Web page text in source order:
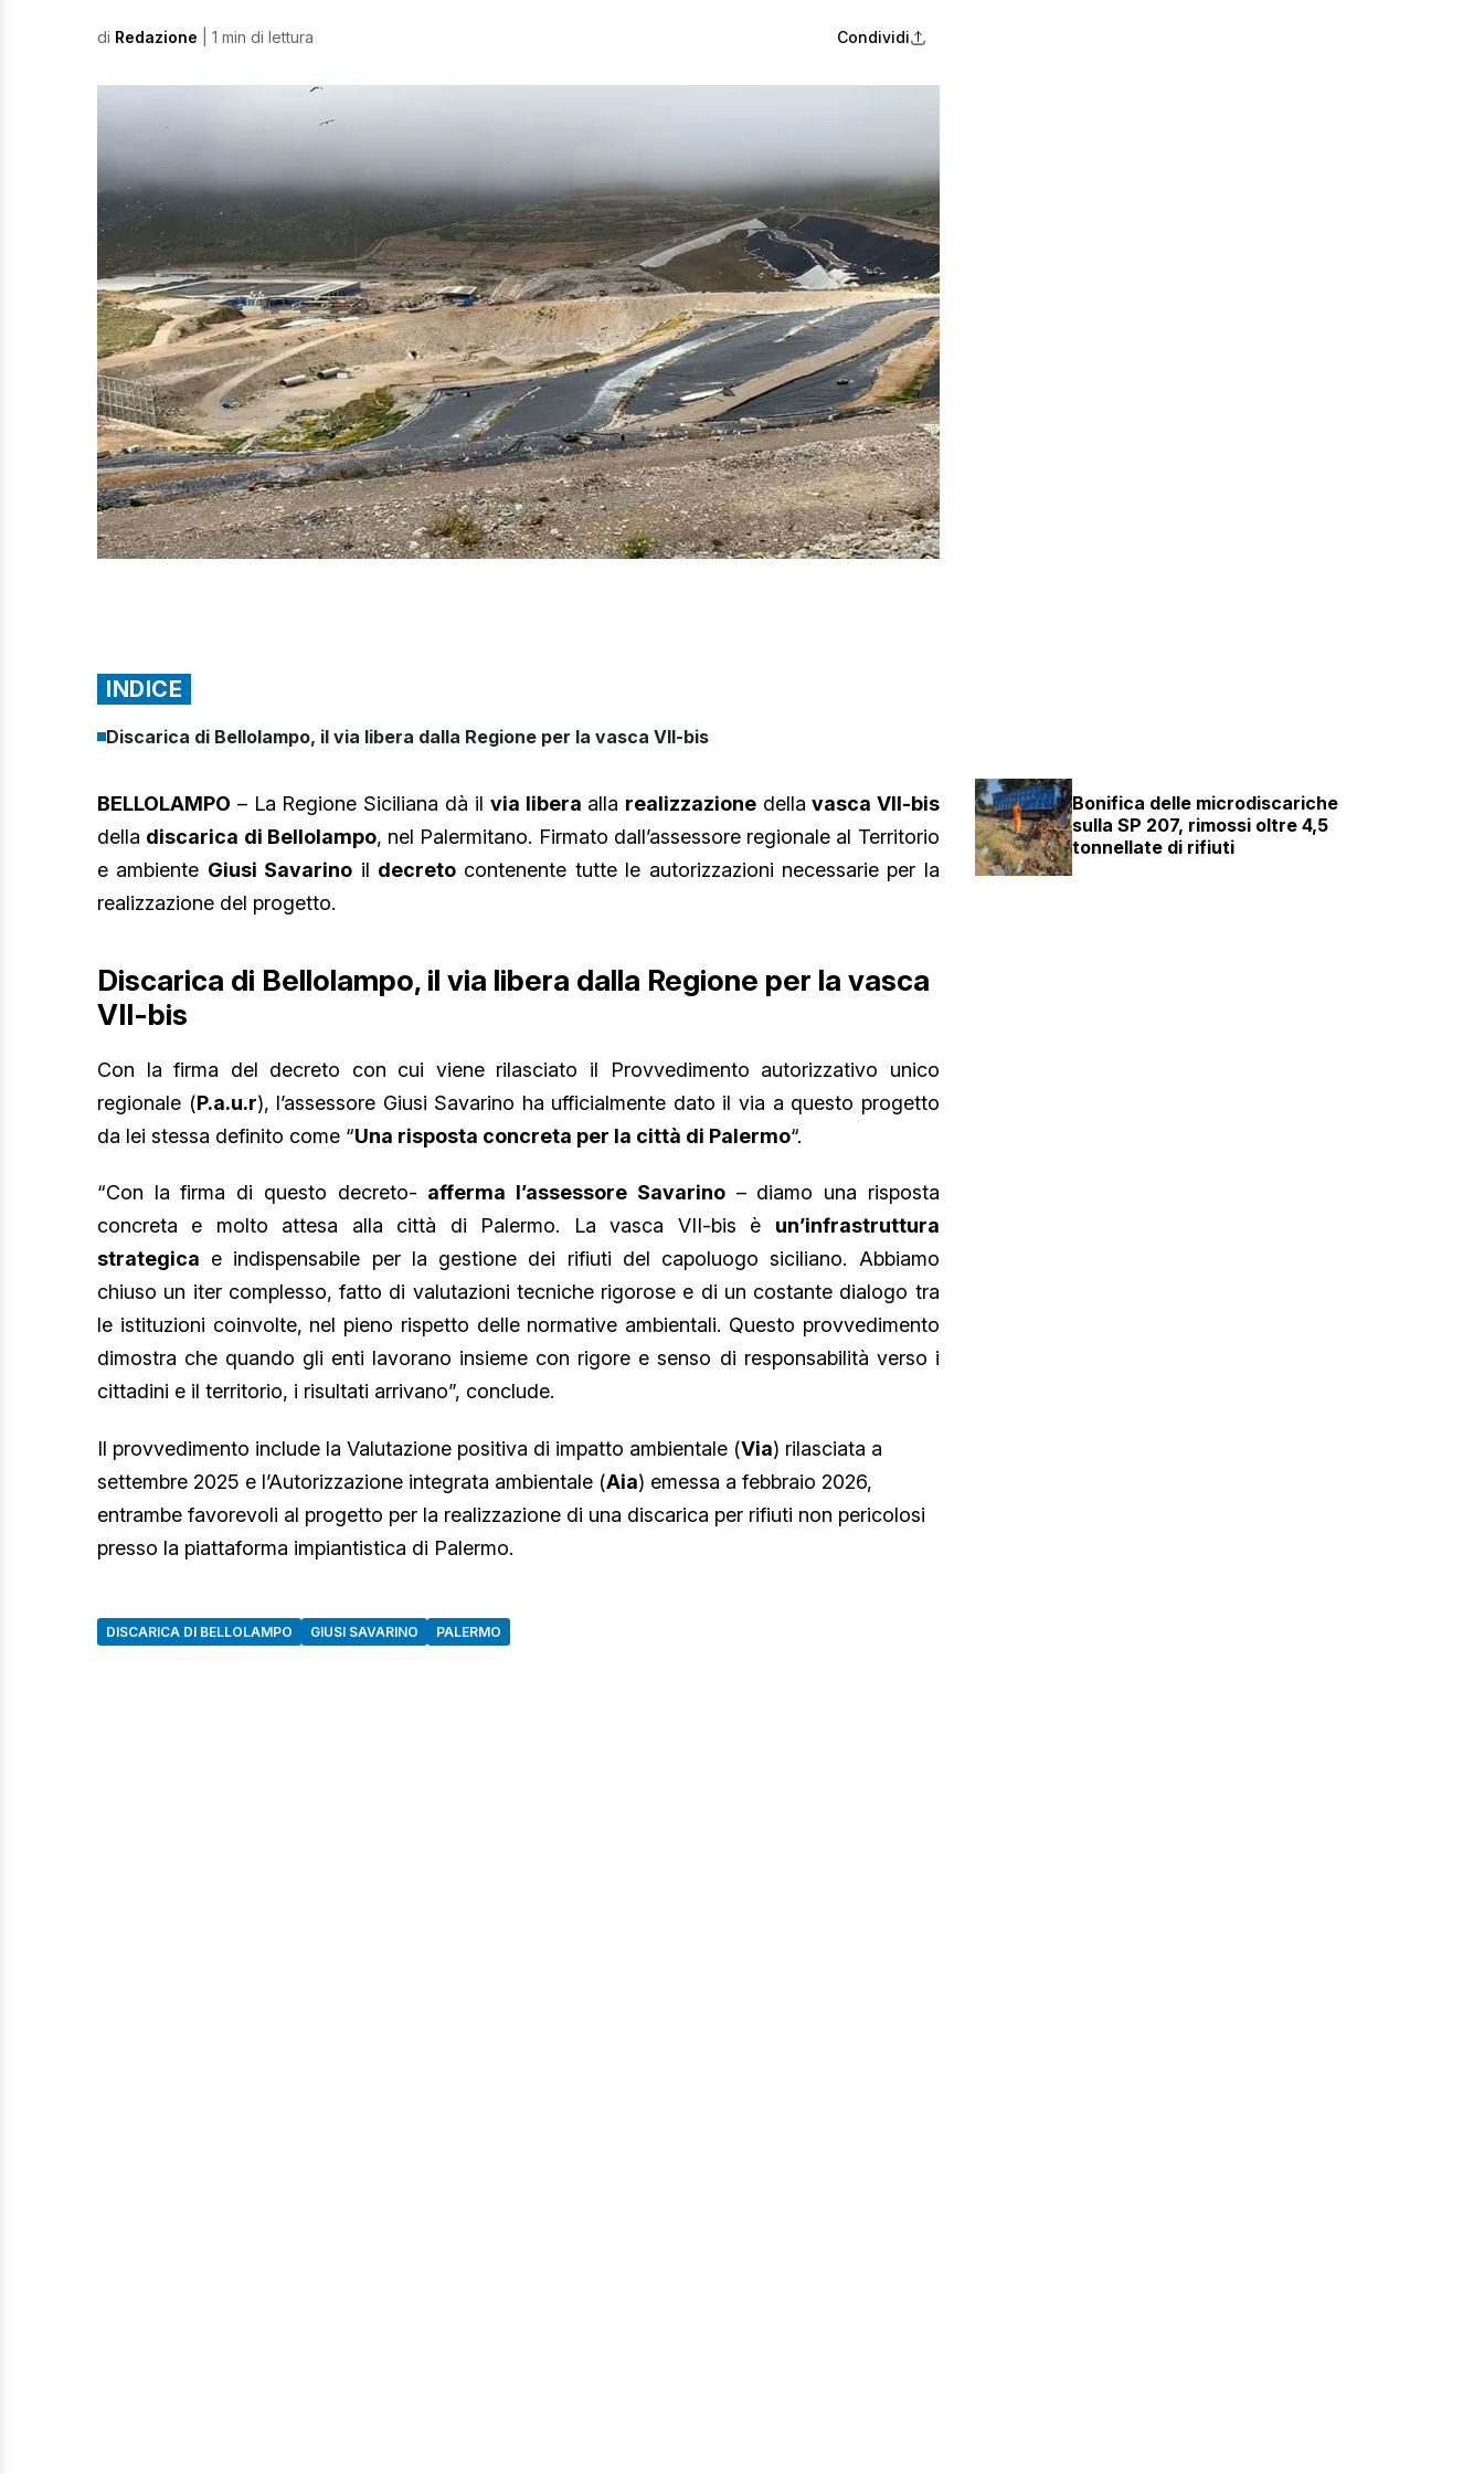
di Redazione | 1 min di lettura Condividi
INDICE
Discarica di Bellolampo, il via libera dalla Regione per la vasca VII-bis
BELLOLAMPO – La Regione Siciliana dà il via libera alla realizzazione della vasca VII-bis
della discarica di Bellolampo, nel Palermitano. Firmato dall’assessore regionale al Territorio
e ambiente Giusi Savarino il decretocontenente tutte le autorizzazioni necessarie per la
realizzazione del progetto.
Discarica di Bellolampo, il via libera dalla Regione per la vasca
VII-bis
Con la firma del decreto con cui viene rilasciato il Provvedimento autorizzativo unico
regionale (P.a.u.r), l’assessore Giusi Savarino ha ufficialmente dato il via a questo progetto
da lei stessa definito come “Una risposta concreta per la città di Palermo“.
“Con la firma di questo decreto- afferma l’assessore Savarino– diamo una risposta
concreta e molto attesa alla città di Palermo. La vasca VII-bis è un’infrastruttura
strategica e indispensabile per la gestione dei rifiuti del capoluogo siciliano. Abbiamo
chiuso un iter complesso, fatto di valutazioni tecniche rigorose e di un costante dialogo tra
le istituzioni coinvolte, nel pieno rispetto delle normative ambientali. Questo provvedimento
dimostra che quando gli enti lavorano insieme con rigore e senso di responsabilità verso i
cittadini e il territorio, i risultati arrivano”, conclude.
Il provvedimento include la Valutazione positiva di impatto ambientale (Via) rilasciata a
settembre 2025 e l’Autorizzazione integrata ambientale (Aia) emessa a febbraio 2026,
entrambe favorevoli al progetto per la realizzazione di una discarica per rifiuti non pericolosi
presso la piattaforma impiantistica di Palermo.
DISCARICA DI BELLOLAMPO GIUSI SAVARINO PALERMO
Bonifica delle microdiscariche
sulla SP 207, rimossi oltre 4,5
tonnellate di rifiuti